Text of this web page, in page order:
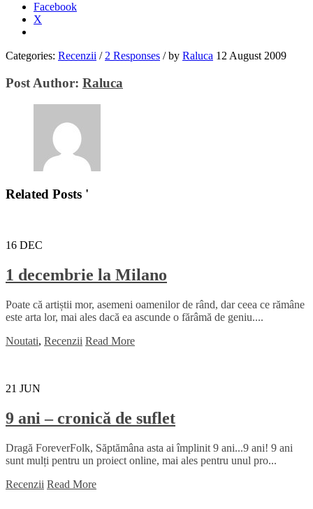
Facebook
X
Categories: Recenzii / 2 Responses /by Raluca 12 August 2009
Post Author: Raluca
Related Posts '
16 DEC
1 decembrie la Milano
Poate că artiștii mor, asemeni oamenilor de rând, dar ceea ce rămâne
este arta lor, mai ales dacă ea ascunde o fărâmă de geniu....
Noutati, Recenzii Read More
21 JUN
9 ani – cronică de suflet
Dragă ForeverFolk, Săptămâna asta ai împlinit 9 ani...9 ani! 9 ani
sunt mulți pentru un proiect online, mai ales pentru unul pro...
Recenzii Read More